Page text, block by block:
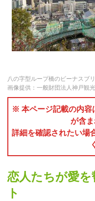
八の字型ループ橋のビーナスブ
画像提供：一般財団法人神戸観
※ 本ページ記載の内容
が含ま
詳細を確認されたい場
恋人たちが愛
ト